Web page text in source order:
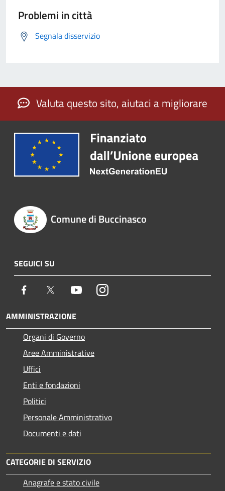
Problemi in città
Segnala disservizio
Valuta questo sito, aiutaci a migliorare
Comune di Buccinasco
SEGUICI SU
Facebook Twitter YoutubeInstagram
AMMINISTRAZIONE
Organi di Governo
Aree Amministrative
Uffici
Enti e fondazioni
Politici
Personale Amministrativo
Documenti e dati
CATEGORIE DI SERVIZIO
Anagrafe e stato civile